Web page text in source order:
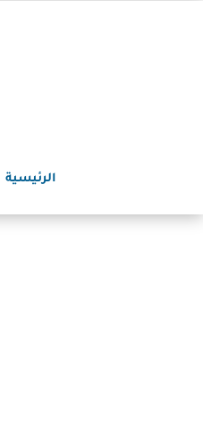
الرئيسية